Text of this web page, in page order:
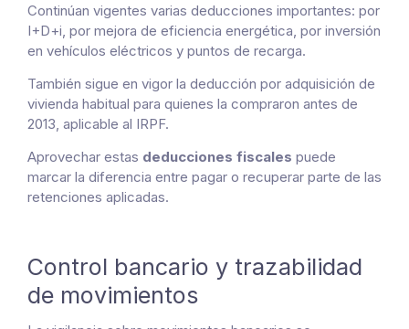
Continúan vigentes varias deducciones importantes: por
I+D+i, por mejora de eficiencia energética, por inversión
en vehículos eléctricos y puntos de recarga.
También sigue en vigor la deducción por adquisición de
vivienda habitual para quienes la compraron antes de
2013, aplicable al IRPF.
Aprovechar estas deducciones fiscales puede
marcar la diferencia entre pagar o recuperar parte de las
retenciones aplicadas.
Control bancario y trazabilidad
de movimientos